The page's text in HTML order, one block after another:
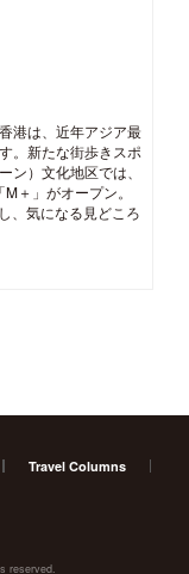
港は、近年アジア最
。新たな街歩きスポ
ン）文化地区では、
＋」がオープン。
、気になる見どころ
Travel Columns
reserved.